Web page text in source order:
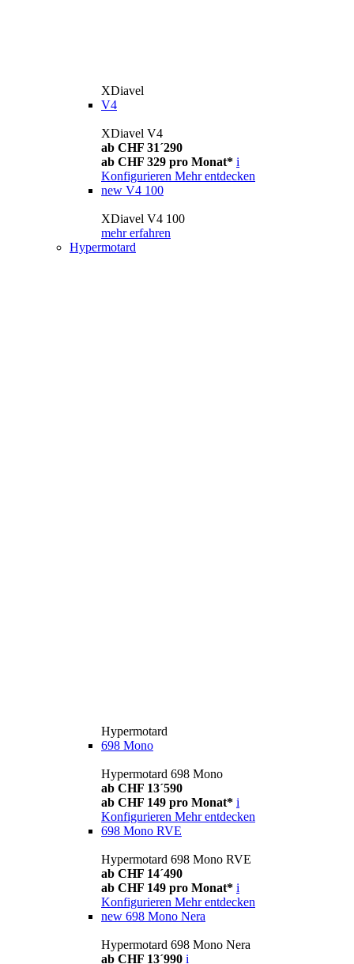
XDiavel
V4
XDiavel V4
ab CHF 31´290
ab CHF 329 pro Monat* i
Konfigurieren Mehr entdecken
new V4 100
XDiavel V4 100
mehr erfahren
Hypermotard
Hypermotard
698 Mono
Hypermotard 698 Mono
ab CHF 13´590
ab CHF 149 pro Monat* i
Konfigurieren Mehr entdecken
698 Mono RVE
Hypermotard 698 Mono RVE
ab CHF 14´490
ab CHF 149 pro Monat* i
Konfigurieren Mehr entdecken
new 698 Mono Nera
Hypermotard 698 Mono Nera
ab CHF 13´990 i